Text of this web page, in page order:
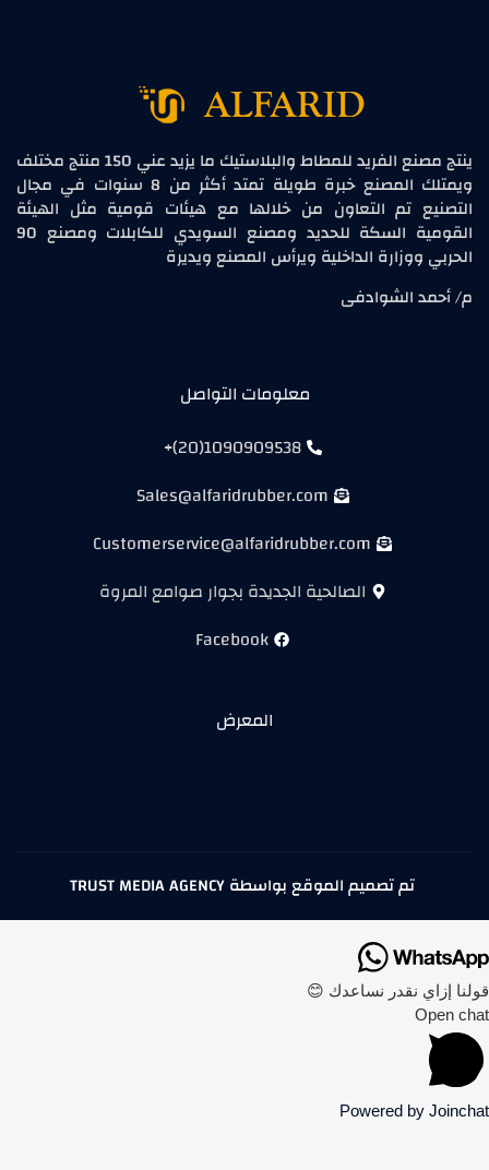
ينتج مصنع الفريد للمطاط والبلاستيك ما يزيد عني 150 منتج مختلف
ويمتلك المصنع خبرة طويلة تمتد أكثر من 8 سنوات في مجال
التصنيع تم التعاون من خلالها مع هيئات قومية مثل الهيئة
القومية السكة للحديد ومصنع السويدي للكابلات ومصنع 90
الحربي ووزارة الداخلية ويرأس المصنع ويديرة
م/ أحمد الشوادفى
معلومات التواصل
1090909538(20)+
Sales@alfaridrubber.com
Customerservice@alfaridrubber.com
الصالحية الجديدة بجوار صوامع المروة
Facebook
المعرض
تم تصميم الموقع بواسطة TRUST MEDIA AGENCY
قولنا إزاي نقدر نساعدك 😊
Open chat
Powered by Joinchat